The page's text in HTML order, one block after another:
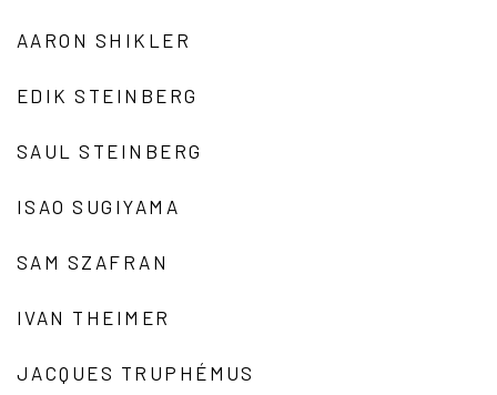
AARON SHIKLER
EDIK STEINBERG
SAUL STEINBERG
ISAO SUGIYAMA
SAM SZAFRAN
IVAN THEIMER
JACQUES TRUPHÉMUS